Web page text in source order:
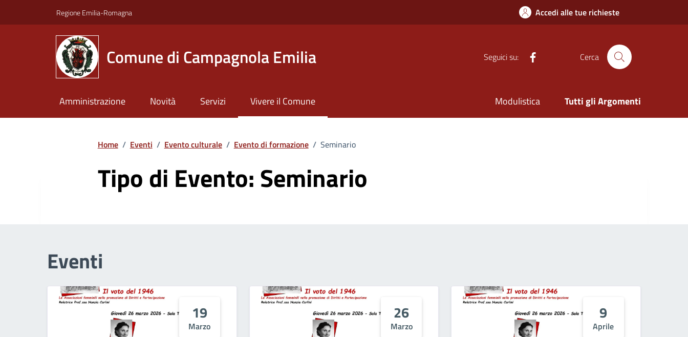
Regione Emilia-Romagna Accedi alle tue richieste
Comune di Campagnola Emilia Seguici su: Cerca
Amministrazione Novità Servizi Vivere il Comune Modulistica Tutti gli Argomenti
Home / Eventi / Evento culturale / Evento di formazione / Seminario
Tipo di Evento:Seminario
Eventi
19
Marzo
26
Marzo
9
Aprile